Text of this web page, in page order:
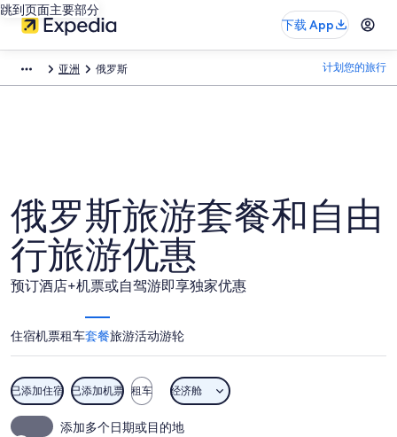
跳到页面主要部分
下载 App
亚洲 俄罗斯 计划您的旅行
俄罗斯旅游套餐和自由
行旅游优惠
预订酒店+机票或自驾游即享独家优惠
住宿机票租车套餐旅游活动游轮
已添加住宿 已添加机票 租车 经济舱
添加多个日期或目的地